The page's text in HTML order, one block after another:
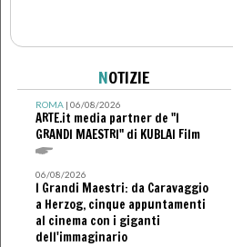
NOTIZIE
ROMA| 06/08/2026
ARTE.it media partner de "I
GRANDI MAESTRI" di KUBLAI Film
06/08/2026
I Grandi Maestri: da Caravaggio
a Herzog, cinque appuntamenti
al cinema con i giganti
dell'immaginario